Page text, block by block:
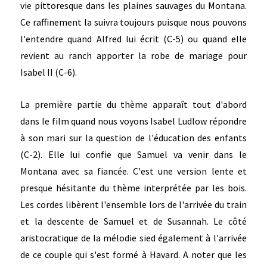
vie pittoresque dans les plaines sauvages du Montana.
Ce raffinement la suivra toujours puisque nous pouvons
l'entendre quand Alfred lui écrit (C-5) ou quand elle
revient au ranch apporter la robe de mariage pour
Isabel II (C-6).
La première partie du thème apparaît tout d'abord
dans le film quand nous voyons Isabel Ludlow répondre
à son mari sur la question de l'éducation des enfants
(C-2). Elle lui confie que Samuel va venir dans le
Montana avec sa fiancée. C'est une version lente et
presque hésitante du thème interprétée par les bois.
Les cordes libèrent l'ensemble lors de l'arrivée du train
et la descente de Samuel et de Susannah. Le côté
aristocratique de la mélodie sied également à l'arrivée
de ce couple qui s'est formé à Havard. A noter que les